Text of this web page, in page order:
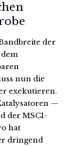
der
nun die
exekutieren.
—
der MSCI-
hat
dringend